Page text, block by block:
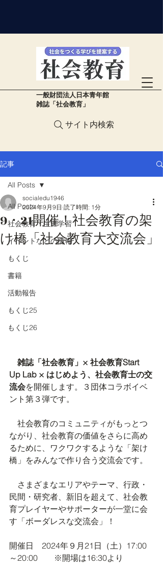
​一般財団法人日本青年館
雑誌「社会教育」
サイト内検索
記事
All Posts
社会教育・生涯学習
イベントなどの情報
もくじ
書籍
活動報告
もくじ25
もくじ26
All Posts
9・21開催！社会教育の架
け橋「社会教育大交流会」
socialedu1946
2024年9月9日 読了時間: 1分
雑誌「社会教育」× 社会教育Start
Up Lab × はじめよう、社会教育士の交
流会を開催します。３団体コラボイベ
ント第３弾です。
社会教育のコミュニティがもっとつ
ながり、社会教育の価値をさらに高め
るために、ワクワクするような「架け
橋」をみんなで作り合う交流会です。
さまざまなエリアやテーマ、行政・
民間・研究者、新旧を超えて、社会教
育プレイヤーやサポーターが一堂に会
す「ボーダレスな交流会」！
開催日　2024年９月21日（土）17:00
～20:00　　※開場は16:30より